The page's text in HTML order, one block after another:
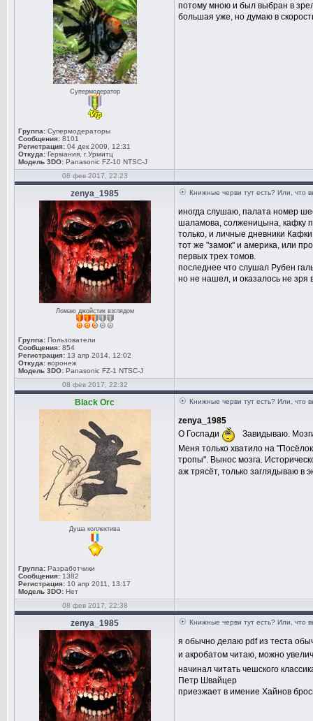
Супермодератор
Группа: Супермодераторы
Сообщения: 8101
Регистрация: 04 дек 2009, 12:31
Откуда: Германия, г.Урмитц
Модель 3DO: Panasonic FZ-10 NTSC-J
потому мною и был выбран в
большая уже, но думаю в
08 фев 2017, 22:23
zenya_1985
Ломаю джойстик взглядом
Группа: Пользователи
Сообщения: 854
Регистрация: 13 апр 2014, 12:02
Откуда: воронеж
Модель 3DO: Panasonic FZ-1 NTSC-J
Книжные черви тут есть? Или, что
иногда слушаю, палата номер
шаламова, солженицына, кафку
только, и личные дневники
тот же "замок" и америка, или
первых трех томов.
последнее что слушал Рубен
но не нашел, и оказалось не зря
08 фев 2017, 22:32
Black Orc
Душа коллектива
Группа: Разработчики
Сообщения: 1382
Регистрация: 10 апр 2011, 13:17
Модель 3DO: Нет
Книжные черви тут есть? Или, что
zenya_1985
О Госпади
Завидываю.
Меня только хватило на
тропы". Вынос мозга.
аж трясёт, только заглядываю в
08 фев 2017, 22:38
zenya_1985 Книжные черви тут есть? Или, что
я обычно делаю pdf из теста
и акробатом читаю, можно
начинал читать чешского
Петр Швайцер
приезжает в имение Хайнов